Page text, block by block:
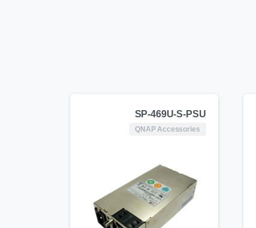
SP-469U-S-PSU
QNAP Accessories